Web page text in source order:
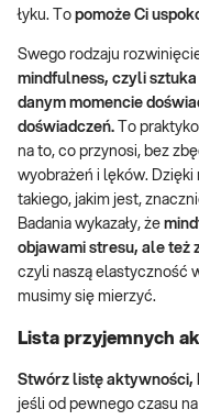
łyku. To pomoże Ci
Swego rodzaju
mindfulness, czyli
danym momencie
doświadczeń. To
na to, co przynosi, bez
wyobrażeń i lęków.
takiego, jakim jest,
Badania wykazały, że
objawami stresu, ale też
czyli naszą elastyczność
musimy się mierzyć.
Lista przyjemnych
Stwórz listę aktywności,
jeśli od pewnego czasu